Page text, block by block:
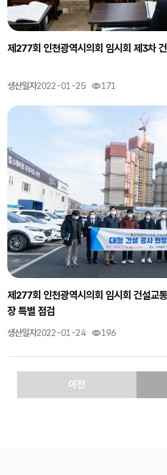
제277회 인천광역시의회 임시회 제3차
생산일자2022-01-25 171
제277회 인천광역시의회 임시회 건설교
장 특별 점검
생산일자2022-01-24 196
이전